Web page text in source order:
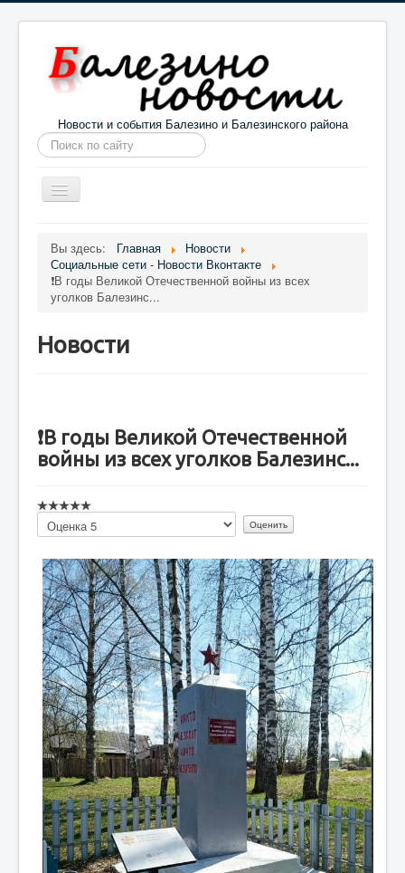
Новости и события Балезино и Балезинского района
Искать...
Toggle
Navigation
Информация Галерея О проекте
Вы здесь: Главная
Новости
Социальные сети - Новости Вконтакте
❗В годы Великой Отечественной войны из всех
уголков Балезинс...
Новости
❗В годы Великой Отечественной
войны из всех уголков Балезинс...
Пожалуйста,
оцените